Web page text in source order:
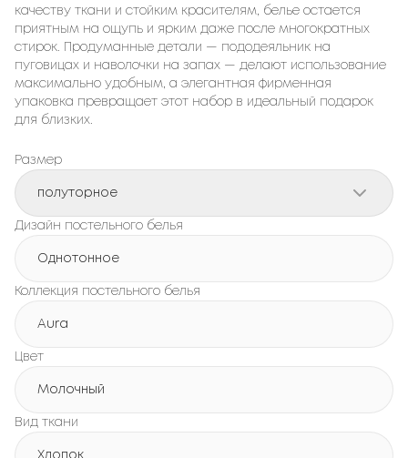
качеству ткани и стойким красителям, белье остается
приятным на ощупь и ярким даже после многократных
стирок. Продуманные детали — пододеяльник на
пуговицах и наволочки на запах — делают использование
максимально удобным, а элегантная фирменная
упаковка превращает этот набор в идеальный подарок
для близких.
Размер
полуторное
Дизайн постельного белья
Однотонное
Коллекция постельного белья
Aura
Цвет
Молочный
Вид ткани
Хлопок